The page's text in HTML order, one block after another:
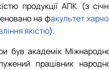
продукції АПК (з
на факультет
якістю).
був академік
працівник